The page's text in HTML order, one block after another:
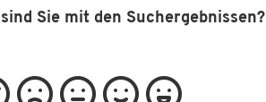
Sie mit den Suchergebnissen?